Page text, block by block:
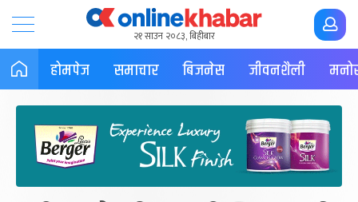
२१ साउन २०८३, बिहीबार
होमपेज समाचार बिजनेस जीवनशैली